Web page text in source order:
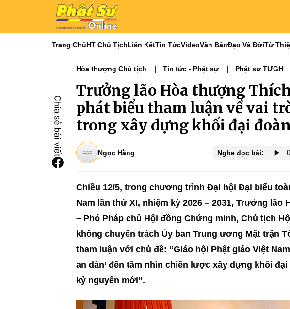
Trang ChủHT Chủ TịchLiên KếtTin TứcVideoVăn BảnĐạo Và ĐờiTừ
Hòa thượng Chủ tịch Tin tức - Phật sự Phật sự TƯGH
Trưởng lão Hòa thượng
phát biểu tham luận về vai
trong xây dựng khối đại
Ngọc Hằng Nghe đọc bài:
Chiều 12/5, trong chương trình Đại hội Đại biểu
Nam lần thứ XI, nhiệm kỳ 2026 – 2031, Trưởng lão
– Phó Pháp chủ Hội đồng Chứng minh, Chủ tịch
không chuyên trách Ủy ban Trung ương Mặt trận
tham luận với chủ đề: “Giáo hội Phật giáo Việt
an dân’ đến tầm nhìn chiến lược xây dựng khối
kỷ nguyên mới”.